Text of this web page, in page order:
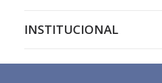
INSTITUCIONAL